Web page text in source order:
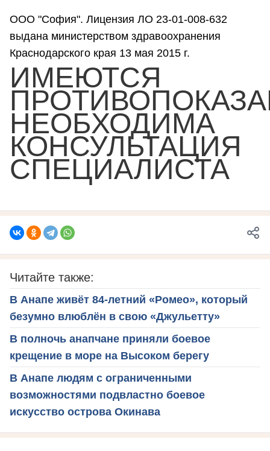
ООО "София". Лицензия ЛО 23-01-008-632
выдана министерством здравоохранения
Краснодарского края 13 мая 2015 г.
ИМЕЮТСЯ
НЕОБХОДИМА
КОНСУЛЬТАЦИЯ
СПЕЦИАЛИСТА
Читайте также:
В Анапе живёт 84-летний «Ромео», который
безумно влюблён в свою «Джульетту»
В полночь анапчане приняли боевое
крещение в море на Высоком берегу
В Анапе людям с ограниченными
возможностями подвластно боевое
искусство острова Окинава